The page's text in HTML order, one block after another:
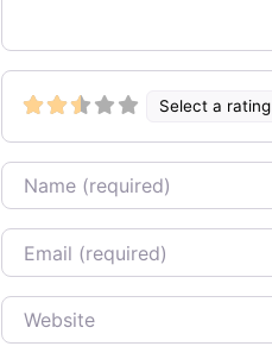
Select a rating
Name
Email
Website